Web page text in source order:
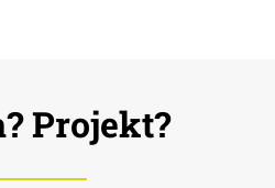
Projekt?